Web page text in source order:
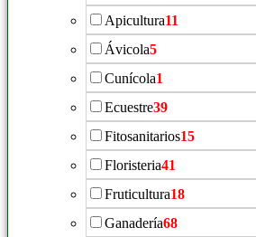
Apicultura11
Ávicola5
Cunícola1
Ecuestre39
Fitosanitarios15
Floristeria41
Fruticultura18
Ganadería68